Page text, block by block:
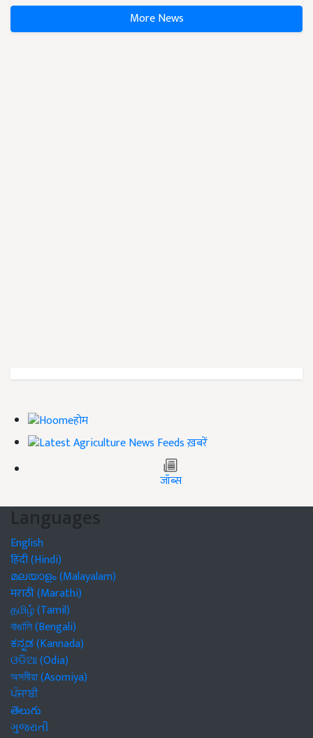
More News
होम
ख़बरें
जॉब्स
Languages
English
हिंदी (Hindi)
മലയാളം (Malayalam)
मराठी (Marathi)
தமிழ் (Tamil)
বাঙালি (Bengali)
ಕನ್ನಡ (Kannada)
ଓଡିଆ (Odia)
অসমীয়া (Asomiya)
ਪੰਜਾਬੀ
తెలుగు
ગુજરાતી